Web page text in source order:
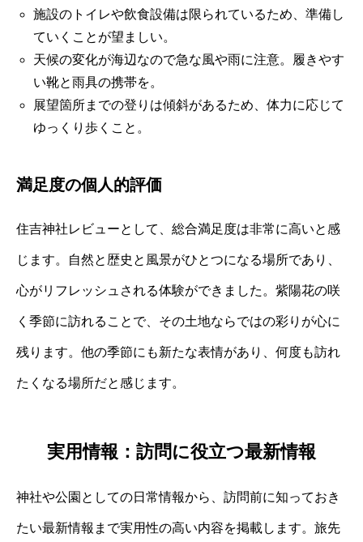
施設のトイレや飲食設備は限られているため、準備し
ていくことが望ましい。
天候の変化が海辺なので急な風や雨に注意。履きやす
い靴と雨具の携帯を。
展望箇所までの登りは傾斜があるため、体力に応じて
ゆっくり歩くこと。
満足度の個人的評価
住吉神社レビューとして、総合満足度は非常に高いと感
じます。自然と歴史と風景がひとつになる場所であり、
心がリフレッシュされる体験ができました。紫陽花の咲
く季節に訪れることで、その土地ならではの彩りが心に
残ります。他の季節にも新たな表情があり、何度も訪れ
たくなる場所だと感じます。
実用情報：訪問に役立つ最新情報
神社や公園としての日常情報から、訪問前に知っておき
たい最新情報まで実用性の高い内容を掲載します。旅先